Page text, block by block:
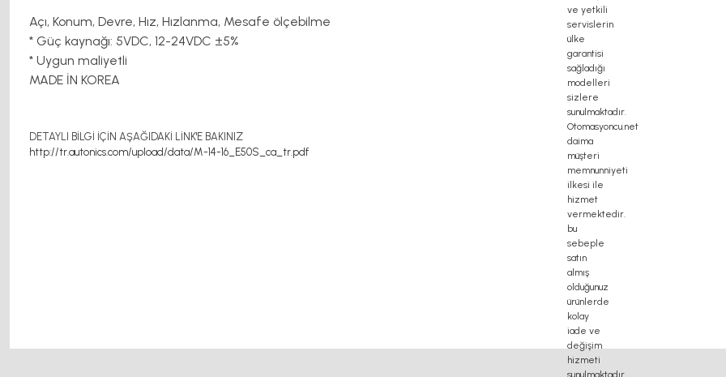
Açı, Konum, Devre, Hız, Hızlanma, Mesafe ölçebilme
* Güç kaynağı: 5VDC, 12-24VDC ±5%
* Uygun maliyetli
MADE İN KOREA
DETAYLI BİLGİ İÇİN AŞAĞIDAKİ LİNK'E BAKINIZ
http://tr.autonics.com/upload/data/M-14-16_E50S_ca_tr.pdf
motor kaplin fiyatları, sigma profil, 3d yazıcı, kremayer dişli, 45x45 sigma profil, delta haberleşme kablosu, delta plc fiyat, konveyör bant,